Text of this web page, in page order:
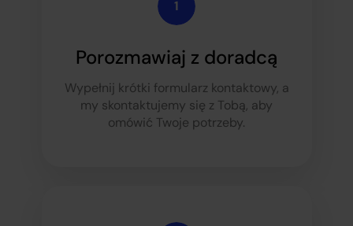
Porozmawiaj z doradcą
Wypełnij krótki formularz kontaktowy, a
my skontaktujemy się z Tobą, aby
omówić Twoje potrzeby.